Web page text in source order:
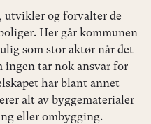
utvikler og forvalter de
Her går kommunen
som stor aktør når det
tar nok ansvar for
har blant annet
alt av byggematerialer
eller ombygging.